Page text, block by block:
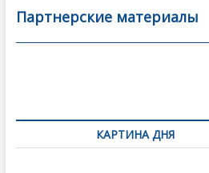
b
o
er l
а
в
Партнерские материалы
по
записямКАРТИНА ДНЯ